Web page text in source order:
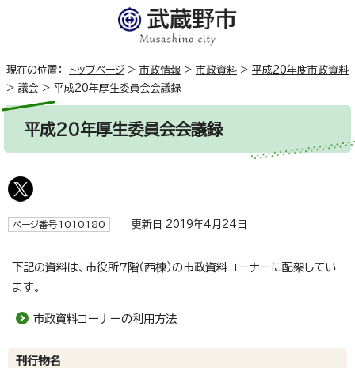
現在の位置： トップページ > 市政情報 > 市政資料 > 平成20年度市政資料
> 議会 > 平成20年厚生委員会会議録
平成20年厚生委員会会議録
ページ番号1010180 更新日 2019年4月24日
下記の資料は、市役所7階（西棟）の市政資料コーナーに配架してい
ます。
市政資料コーナーの利用方法
刊行物名